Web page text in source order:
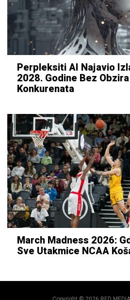
Perpleksiti AI Najavio
2028. Godine Bez
Konkurenata
March Madness 2026:
Sve Utakmice NCAA